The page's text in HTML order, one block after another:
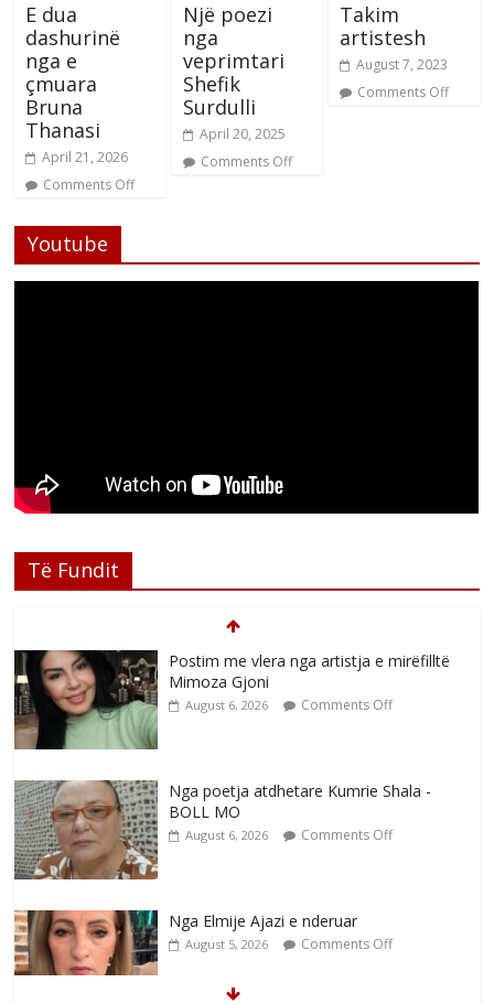
E dua
dashurinë
nga e
çmuara
Bruna
Thanasi
April 21, 2026
Comments Off
Një poezi
nga
veprimtari
Shefik
Surdulli
April 20, 2025
Comments Off
Takim
artistesh
August 7, 2023
Comments Off
Youtube
Të Fundit
Postim me vlera nga artistja e mirëfilltë
Mimoza Gjoni
August 6, 2026 Comments Off
Nga poetja atdhetare Kumrie Shala -
BOLL MO
August 6, 2026 Comments Off
Nga Elmije Ajazi e nderuar
August 5, 2026 Comments Off